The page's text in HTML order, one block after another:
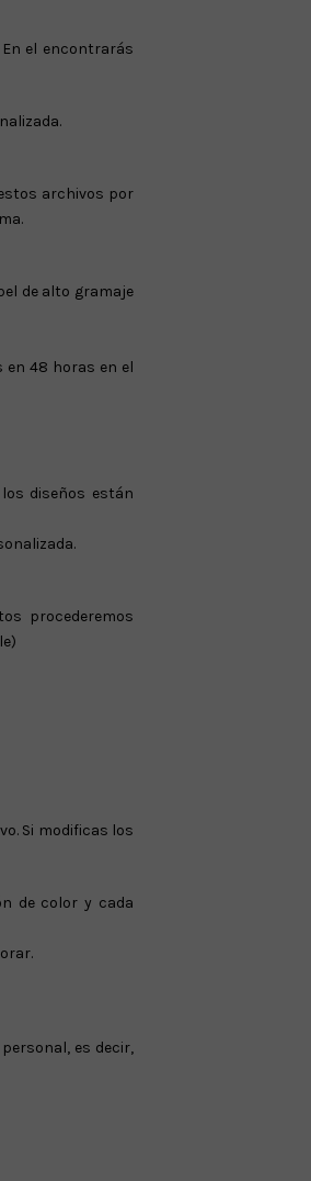
el encontrarás
archivos por
de alto gramaje
en 48 horas en el
diseños están
procederemos
Si modificas los
de color y cada
es decir,